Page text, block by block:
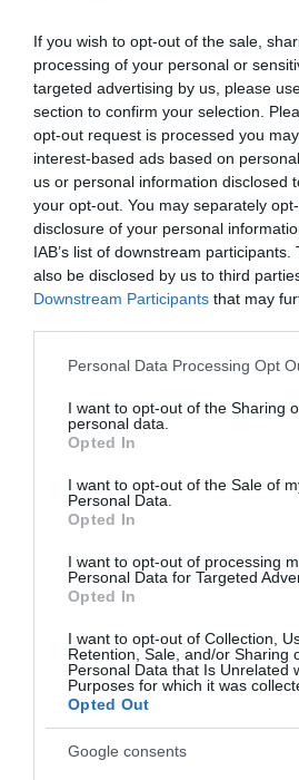
If you wish to opt-out of the sale,
processing of your personal or
targeted advertising by us, please
section to confirm your selection.
opt-out request is processed you
interest-based ads based on
us or personal information disclosed
your opt-out. You may separately
disclosure of your personal
IAB’s list of downstream
also be disclosed by us to third
Downstream Participants that may
Please note that this website/app
not limited to your visit or usage
grant or deny consent to Google and
use your data for below specified
consent section.
Personal Data Processing Opt
I want to opt-out of the Sharing
personal data.
Opted In
I want to opt-out of the Sale of
Personal Data.
Opted In
I want to opt-out of processing
Personal Data for Targeted
Opted In
I want to opt-out of Collection,
Retention, Sale, and/or Sharing
Personal Data that Is Unrelated
Purposes for which it was
Opted Out
Google consents
TOVÁBBI CIKKEK
"Az ember, aki a tengert
sújtott gyerek." Jean-Michel
KÖZÖSSÉGÜNK
NÉZZ KÖRBE TÉMÁK